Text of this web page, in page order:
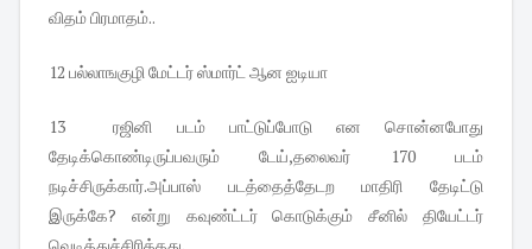
விதம் பிரமாதம்..
12 பல்லாஙகுழி மேட்டர் ஸ்மார்ட் ஆன ஐடியா
13 ரஜினி படம் பாட்டுப்போடு என சொன்னபோது
தேடிக்கொண்டிருப்பவரும் டேய்,தலைவர் 170 படம்
நடிச்சிருக்கார்.அப்பாஸ் படத்தைத்தேடற மாதிரி தேடிட்டு
இருக்கே? என்று கவுண்ட்டர் கொடுக்கும் சீனில் தியேட்டர்
வெடித்துச்சிரித்தது.